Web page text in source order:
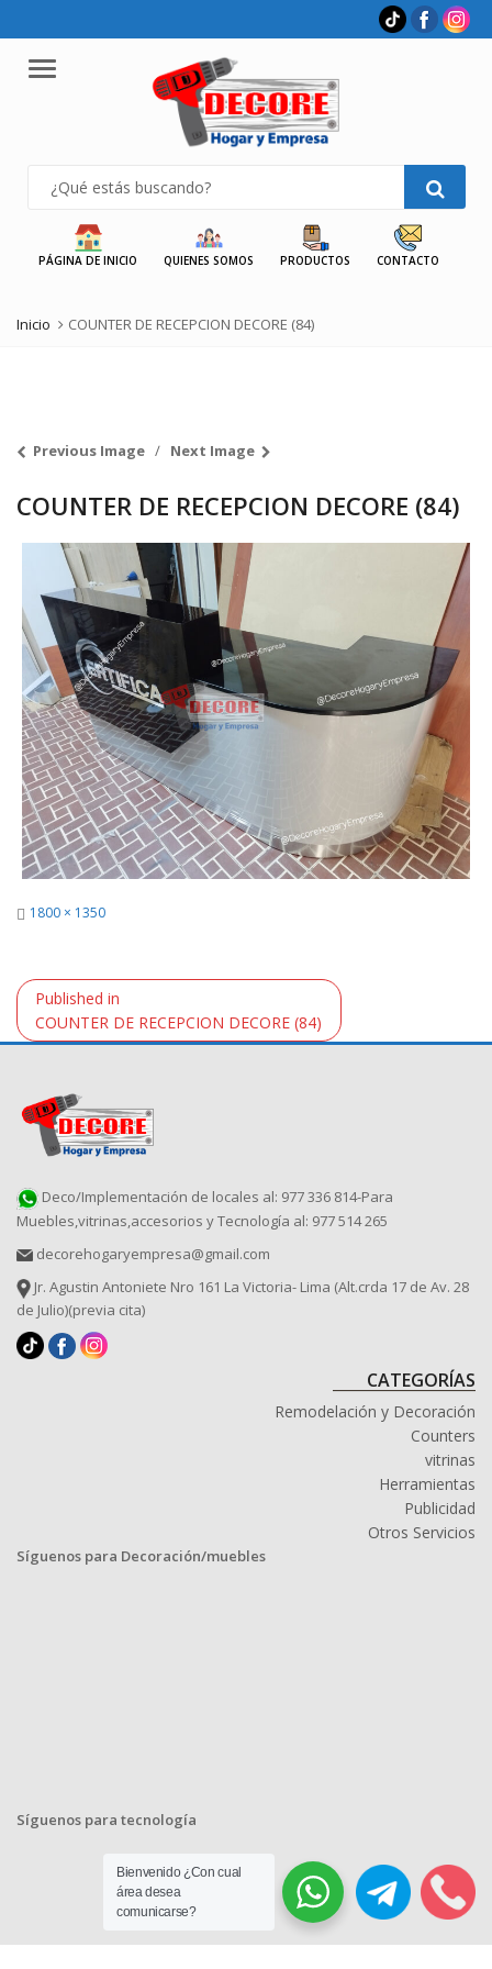
Menu
PÁGINA DE INICIO QUIENES SOMOS PRODUCTOS CONTACTO
Inicio COUNTER DE RECEPCION DECORE (84)
Previous Image Next Image
COUNTER DE RECEPCION DECORE (84)
Full
1800 × 1350
Navegación
de
entradas
Published in
COUNTER DE RECEPCION DECORE (84)
Deco/Implementación de locales al: 977 336 814-Para
Muebles,vitrinas,accesorios y Tecnología al: 977 514 265
decorehogaryempresa@gmail.com
Jr. Agustin Antoniete Nro 161 La Victoria- Lima (Alt.crda 17 de Av. 28
de Julio)(previa cita)
CATEGORÍAS
Remodelación y Decoración
Counters
vitrinas
Herramientas
Publicidad
Otros Servicios
Síguenos para Decoración/muebles
Síguenos para tecnología
Bienvenido ¿Con cual
área desea
comunicarse?